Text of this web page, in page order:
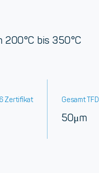
bis 350°C
Zertifikat Gesamt TFD
50μm